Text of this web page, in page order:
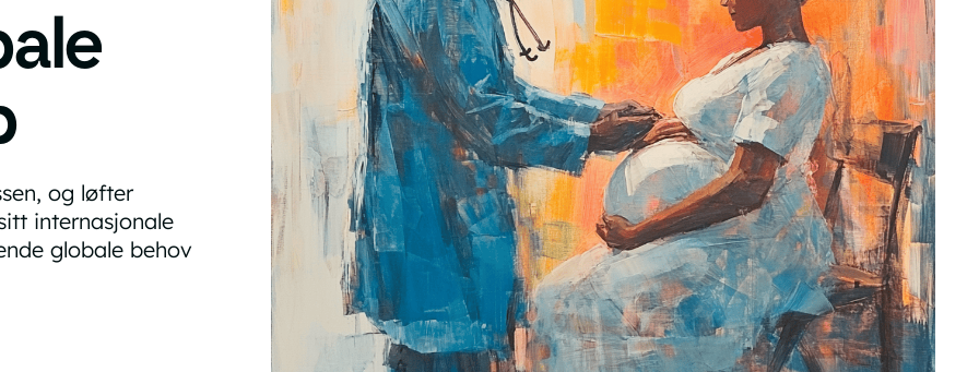
og løfter
internasjonale
globale behov